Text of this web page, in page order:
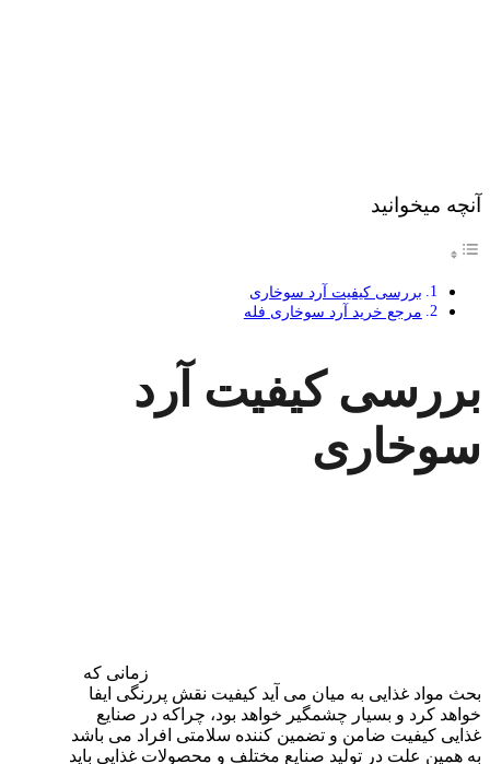
آنچه میخوانید
بررسی کیفیت آرد سوخاری
مرجع خرید آرد سوخاری فله
بررسی کیفیت آرد
سوخاری
زمانی که
بحث مواد غذایی به میان می ‌آید کیفیت نقش پررنگی ایفا
خواهد کرد و بسیار چشمگیر خواهد بود، چراکه در صنایع
غذایی کیفیت ضامن و تضمین کننده سلامتی افراد می باشد
به همین علت در تولید صنایع مختلف و محصولات غذایی باید